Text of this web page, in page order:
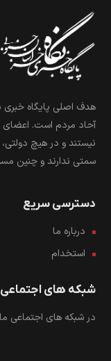
هدف اصلی پایگاه خبری
آحاد مردم است. اعضای
نیستند و در هیچ
سمتی ندارند و چنین
دسترسی سریع
درباره ما
استخدام
شبکه های اجتماعی
در شبکه های اجتماعی ما